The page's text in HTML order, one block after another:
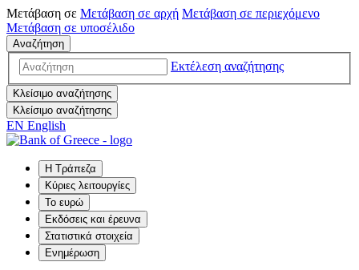
Μετάβαση σε Μετάβαση σε αρχή Μετάβαση σε περιεχόμενο
Μετάβαση σε υποσέλιδο
Αναζήτηση
Εκτέλεση αναζήτησης
Κλείσιμο αναζήτησης
Κλείσιμο αναζήτησης
EN English
Η Τράπεζα
Κύριες λειτουργίες
Το ευρώ
Εκδόσεις και έρευνα
Στατιστικά στοιχεία
Ενημέρωση